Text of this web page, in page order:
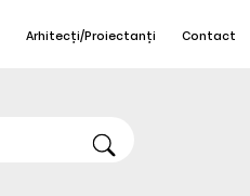
Arhitecți/Proiectanți Contact